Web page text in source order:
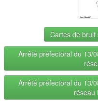
Cartes de
Arrêté préfectoral du 13/
Arrêté préfectoral du 13/
réseau